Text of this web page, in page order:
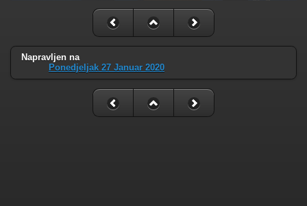
Napravljen na
Ponedjeljak 27 Januar 2020